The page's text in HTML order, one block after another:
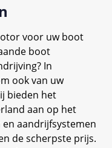
voor uw boot
boot
In
ook van uw
bieden het
aan op het
aandrijfsystemen
de scherpste prijs.